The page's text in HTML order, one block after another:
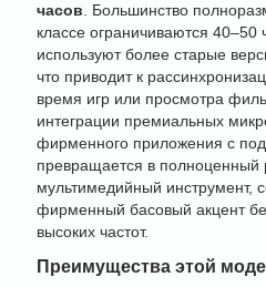
часов. Большинство
классе ограничиваются
используют более старые
что приводит к
время игр или просмотра
интеграции премиальных
фирменного приложения с
превращается в полноценный
мультимедийный инструмент,
фирменный басовый акцент
высоких частот.
Преимущества этой